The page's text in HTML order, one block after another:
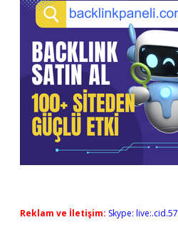
Reklam ve İletişim: Skype: